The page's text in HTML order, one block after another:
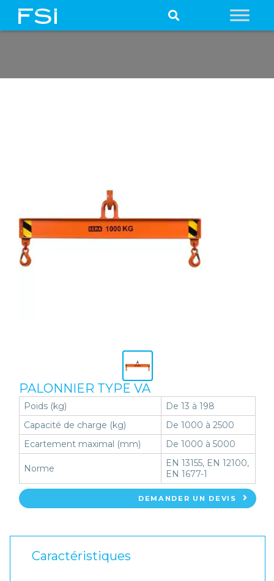
PALONNIER TYPE VA
Poids (kg)
De 13 à 198
Capacité de charge (kg)
De 1000 à 2500
Ecartement maximal (mm)
De 1000 à 5000
Norme
EN 13155, EN 12100,
EN 1677-1
DEMANDER UN DEVIS
Caractéristiques